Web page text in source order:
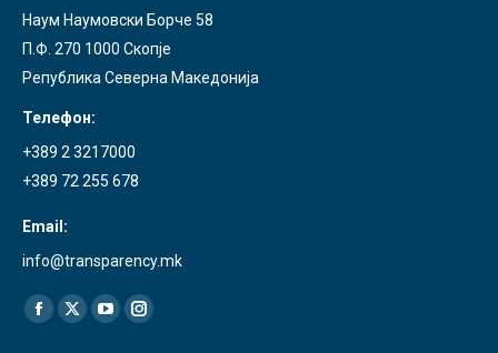
Наум Наумовски Борче 58
П.Ф. 270 1000 Скопје
Република Северна Македонија
Телефон:
+389 2 3217000
+389 72 255 678
Email:
info@transparency.mk
Find us on:
Facebook
X
YouTubeInstagram